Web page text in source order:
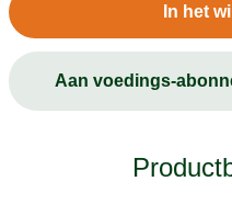
In het
Aan voedings-